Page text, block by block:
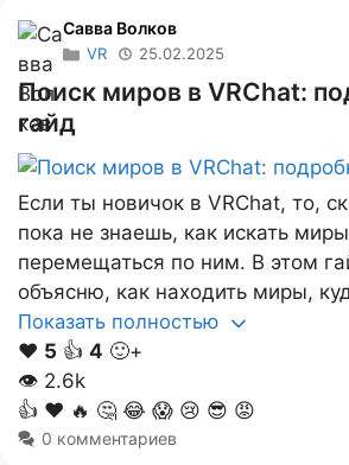
Савва Волков
VR 25.02.2025
Поиск миров в VRChat:
гайд
Если ты новичок в VRChat, то,
пока не знаешь, как искать
перемещаться по ним. В этом
объясню, как находить миры,
Показать полностью
❤️ 5 👍 4 🙂+
👁 2.6k
👍 ❤️ 🔥 🤔 😂 😱 😢 😎 😡
0 комментариев